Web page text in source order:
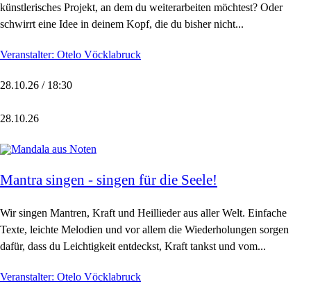
künstlerisches Projekt, an dem du weiterarbeiten möchtest? Oder
schwirrt eine Idee in deinem Kopf, die du bisher nicht...
Veranstalter: Otelo Vöcklabruck
28.10.26 / 18:30
28.10.26
Mantra singen - singen für die Seele!
Wir singen Mantren, Kraft und Heillieder aus aller Welt. Einfache
Texte, leichte Melodien und vor allem die Wiederholungen sorgen
dafür, dass du Leichtigkeit entdeckst, Kraft tankst und vom...
Veranstalter: Otelo Vöcklabruck